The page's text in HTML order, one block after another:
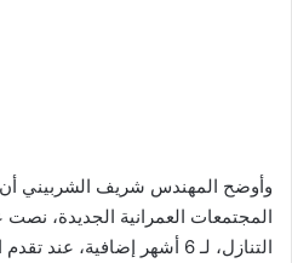
وأوضح المهندس شريف الشربيني
المجتمعات العمرانية الجديدة،
التنازل، لـ 6 أشهر إضافية،